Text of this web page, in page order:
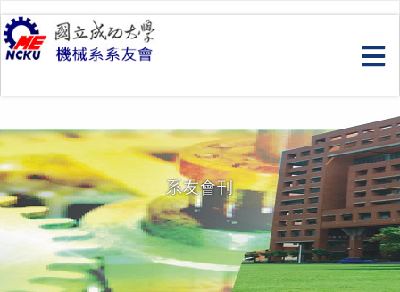
跳
到
主
要
容
系友會刊